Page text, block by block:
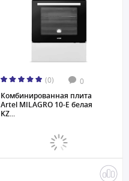
(0) 0
Комбинированная плита
Artel MILAGRO 10-E белая
KZ...